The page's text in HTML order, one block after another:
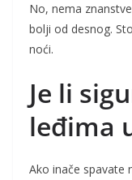
No, nema
bolji od desnog.
noći.
Je li
leđima
Ako inače spavate